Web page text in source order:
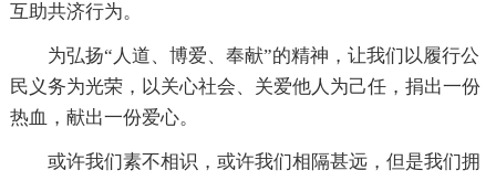
互助共济行为。
为弘扬“人道、博爱、奉献”的精神，让我们以履行公
民义务为光荣，以关心社会、关爱他人为己任，捐出一份
热血，献出一份爱心。
或许我们素不相识，或许我们相隔甚远，但是我们拥